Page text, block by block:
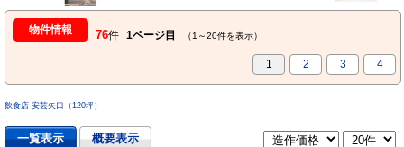
物件情報 76件 1ページ目 （1～20件を表示）
1 2 3 4
飲食店 安芸矢口（120坪）
一覧表示 概要表示